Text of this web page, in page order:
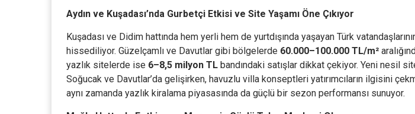
Aydın ve Kuşadası’nda Gurbetçi Etkisi ve Site Yaşamı Öne Çıkıyor
Kuşadası ve Didim hattında hem yerli hem de yurtdışında yaşayan Türk
hissediliyor. Güzelçamlı ve Davutlar gibi bölgelerde 60.000–100.000 TL/m²
yazlık sitelerde ise 6–8,5 milyon TL bandındaki satışlar dikkat çekiyor. Yeni nesil
Soğucak ve Davutlar’da gelişirken, havuzlu villa konseptleri yatırımcıların ilgisini
aynı zamanda yazlık kiralama piyasasında da güçlü bir sezon performansı sunuyor.